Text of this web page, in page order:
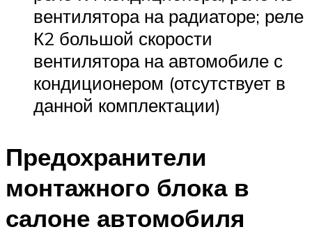
вентилятора на радиаторе; реле
К2 большой скорости
вентилятора на автомобиле с
кондиционером (отсутствует в
данной комплектации)
Предохранители
монтажного блока в
салоне автомобиля